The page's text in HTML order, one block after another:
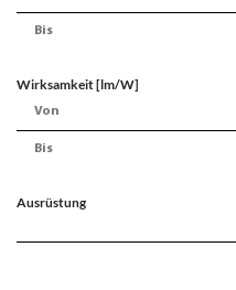
Wirksamkeit [lm/W]
Ausrüstung